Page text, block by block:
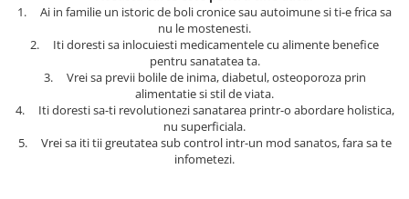
Teens Book Club
Umor
Birotica & Papetarie
1. Ai in familie un istoric de boli cronice sau autoimune si ti-e frica sa
nu le mostenesti.
2. Iti doresti sa inlocuiesti medicamentele cu alimente benefice
pentru sanatatea ta.
3. Vrei sa previi bolile de inima, diabetul, osteoporoza prin
alimentatie si stil de viata.
4. Iti doresti sa-ti revolutionezi sanatarea printr-o abordare holistica,
nu superficiala.
5. Vrei sa iti tii greutatea sub control intr-un mod sanatos, fara sa te
infometezi.